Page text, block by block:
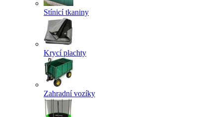
Stínicí tkaniny
Krycí plachty
Zahradní vozíky